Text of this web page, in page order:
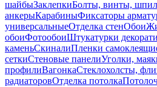
шайбыЗаклепкиБолты, винты,
анкерыКарабиныФиксаторы
универсальныеОтделка стенОбои
обоиФотообоиШтукатурки
каменьСкиналиПленки
сеткиСтеновые панелиУголки,
профилиВагонкаСтеклохолсты,
радиаторовОтделка потолка